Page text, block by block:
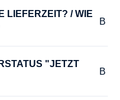
LIEFERZEIT? / WIE
"JETZT